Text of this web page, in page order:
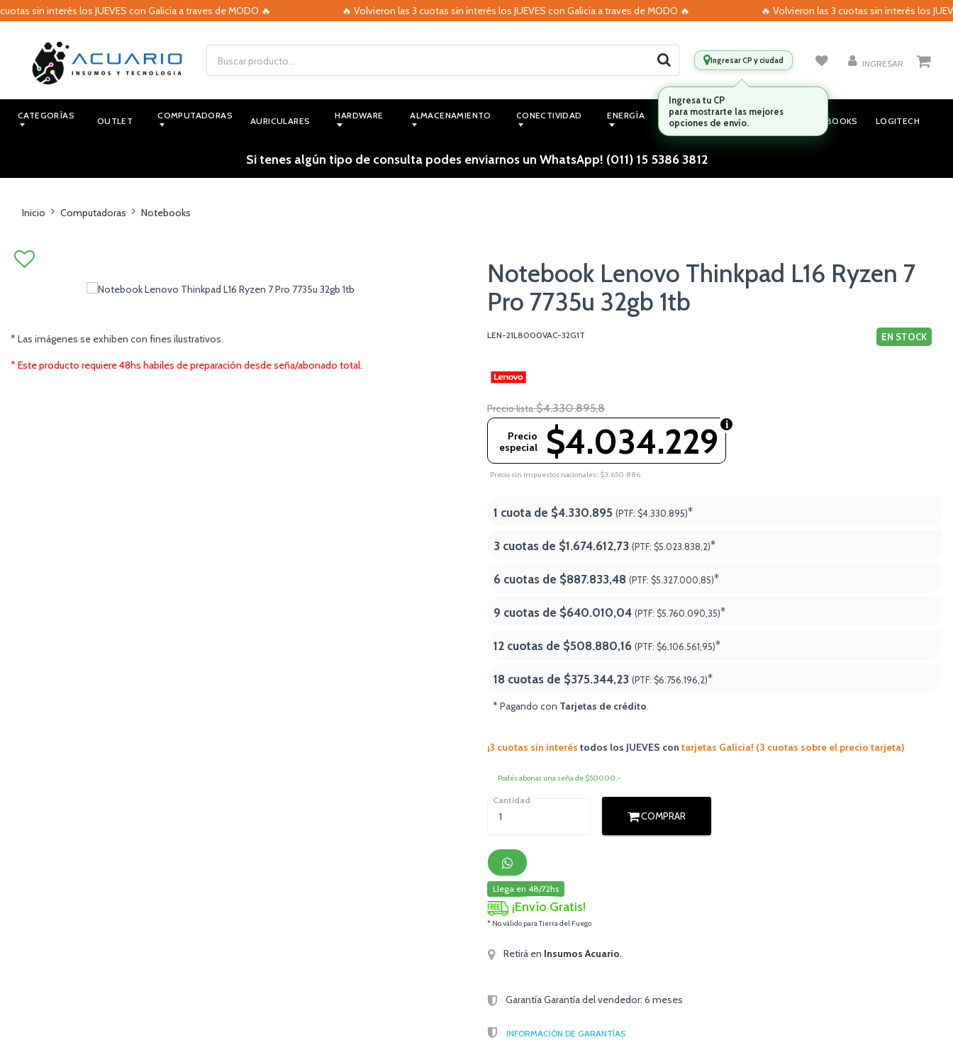
interés los JUEVES con Galicia a traves de MODO 🔥 🔥 Volvieron las 3 cuotas sin interés los JUEVES con Galicia a traves de MODO 🔥 🔥 Volvieron las 3 cuotas sin interés los JUEVES
Ingresar CP y ciudad INGRESAR
CATEGORÍAS OUTLET COMPUTADORAS AURICULARES HARDWARE ALMACENAMIENTO CONECTIVIDAD ENERGÍA MONITORES AUDIO NOTEBOOKS LOGITECH
Si tenes algún tipo de consulta podes enviarnos un WhatsApp! (011) 15 5386 3812
Inicio Computadoras Notebooks
* Las imágenes se exhiben con fines ilustrativos.
* Este producto requiere 48hs habiles de preparación desde seña/abonado total.
Notebook Lenovo Thinkpad L16 Ryzen 7
Pro 7735u 32gb 1tb
LEN-21L8000VAC-32G1T EN STOCK
Precio lista $4.330.895,8
$4.034.229
Precio
especial
Precio sin impuestos nacionales: $3.650.886
1 cuota de $4.330.895 (PTF: $4.330.895)*
3 cuotas de $1.674.612,73 (PTF: $5.023.838,2)*
6 cuotas de $887.833,48 (PTF: $5.327.000,85)*
9 cuotas de $640.010,04 (PTF: $5.760.090,35)*
12 cuotas de $508.880,16 (PTF: $6.106.561,95)*
18 cuotas de $375.344,23 (PTF: $6.756.196,2)*
* Pagando con Tarjetas de crédito.
¡3 cuotas sin interés todos los JUEVES con tarjetas Galicia! (3 cuotas sobre el precio tarjeta)
Podés abonar una seña de $50000.-
Cantidad
COMPRAR
Llega en 48/72hs
¡Envío Gratis!
* No válido para Tierra del Fuego
Retirá en Insumos Acuario.
Garantía Garantía del vendedor: 6 meses
INFORMACIÓN DE GARANTÍAS